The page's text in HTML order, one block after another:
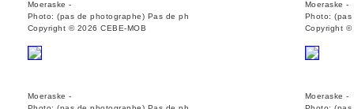
Moeraske -
Photo: (pas de photographe) Pas de ph
Copyright © 2026 CEBE-MOB
Moeraske -
Photo:
Copyright ©
Moeraske -
Moeraske -